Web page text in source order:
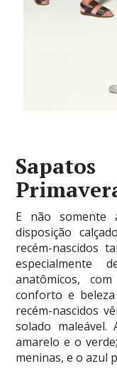
E não somente
disposição
recém-nascidos
especialmente
anatômicos,
conforto e
recém-nascidos
solado
amarelo e o
meninas, e o azul